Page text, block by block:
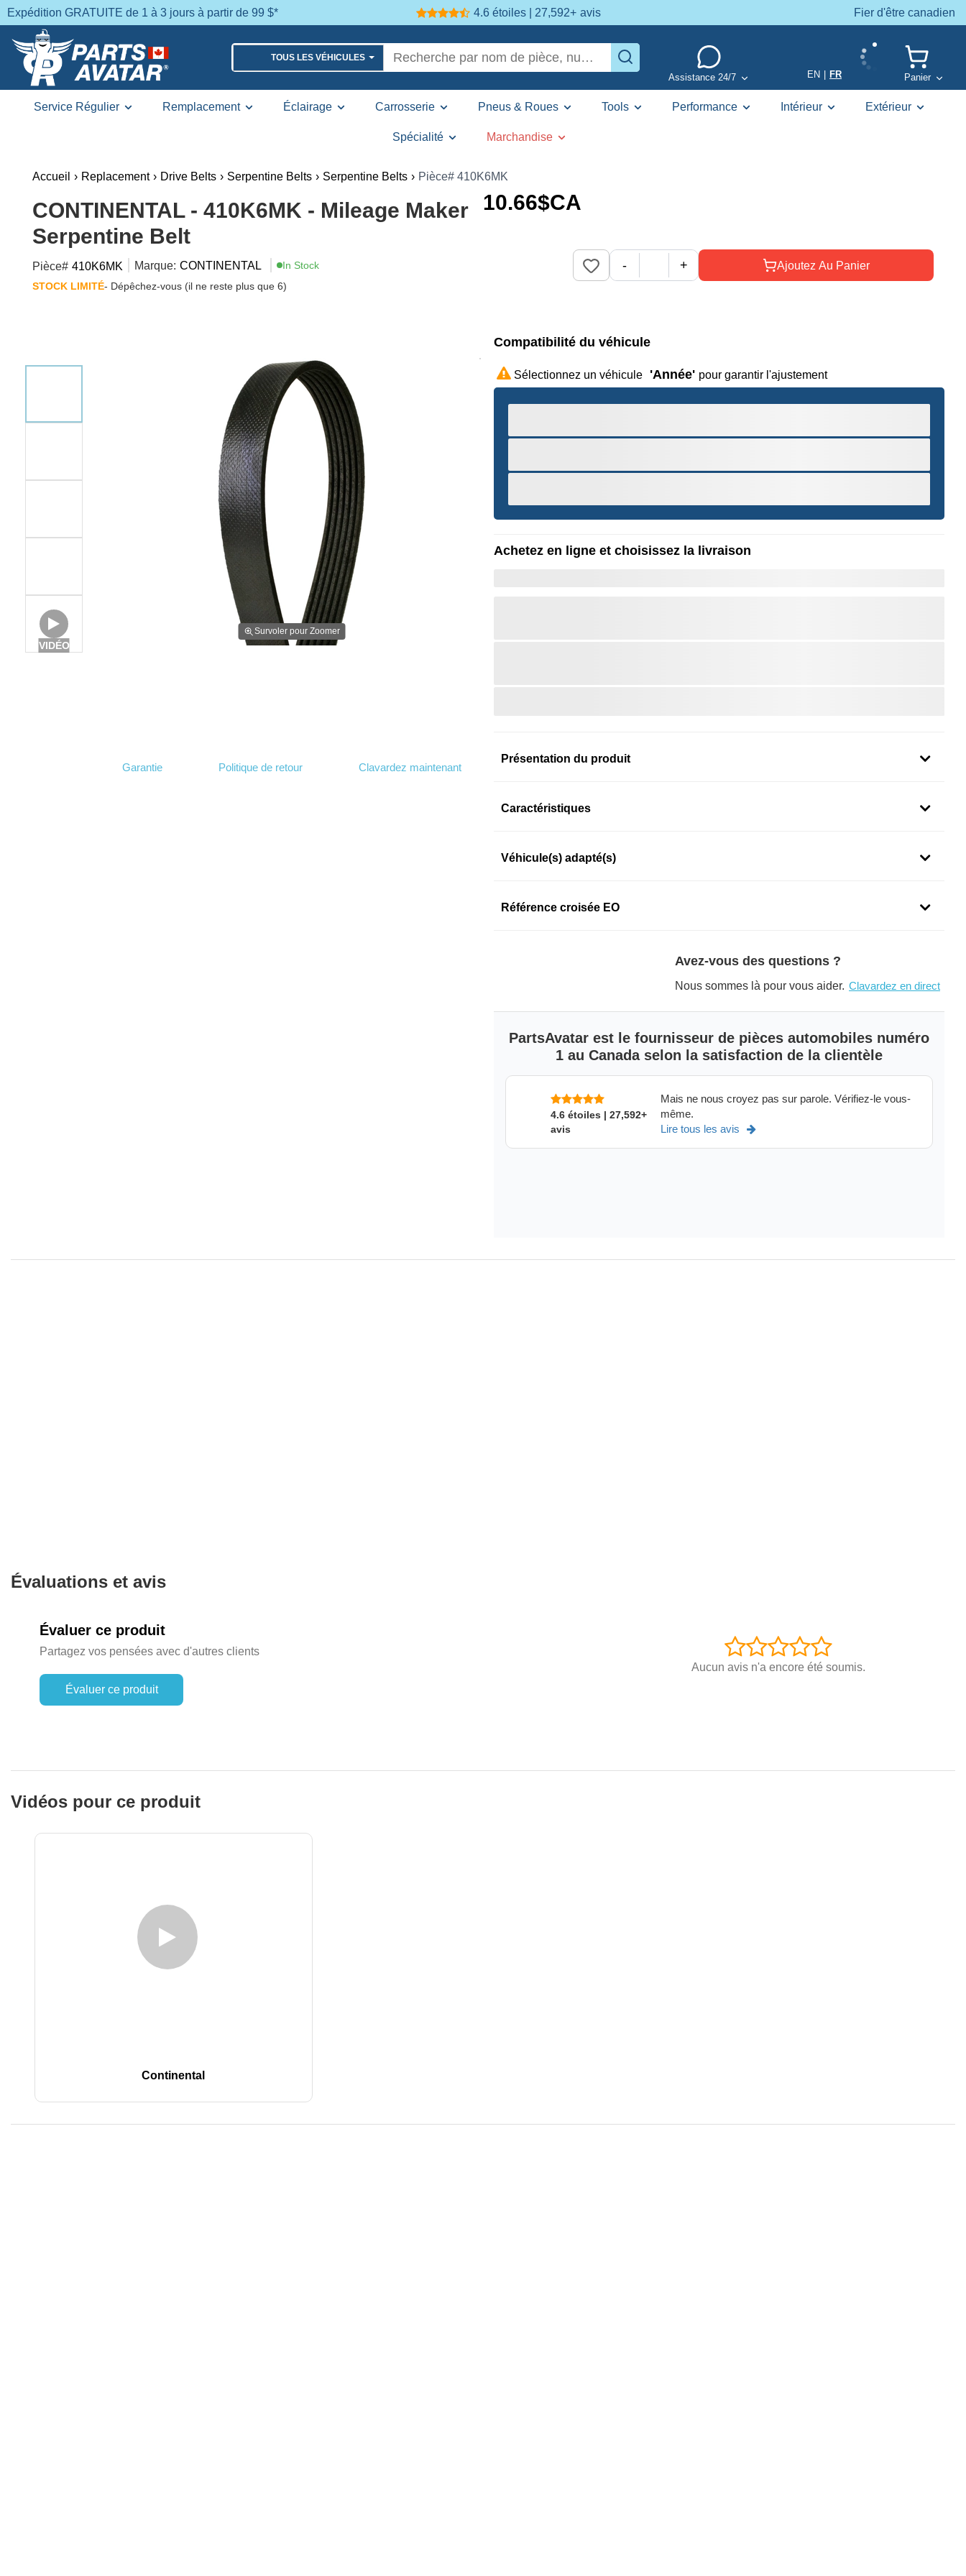
Expédition GRATUITE de 1 à 3 jours à partir de 99 $* 4.6 étoiles | 27,592+ avis Fier d'être canadien
TOUS LES VÉHICULES
Assistance 24/7 EN FR Panier
Service Régulier Remplacement Éclairage Carrosserie Pneus & Roues Tools Performance Intérieur Extérieur
Spécialité Marchandise
Accueil › Replacement › Drive Belts › Serpentine Belts › Serpentine Belts › Pièce# 410K6MK
CONTINENTAL - 410K6MK - Mileage Maker
Serpentine Belt
Pièce# 410K6MK Marque: CONTINENTAL
In Stock
STOCK LIMITÉ- Dépêchez-vous (il ne reste plus que 6)
10.66$CA
Ajoutez Au Panier
- +
Survoler pour Zoomer
Garantie Politique de retour Clavardez maintenant
VIDÉO
Compatibilité du véhicule
Sélectionnez un véhicule 'Année' pour garantir l'ajustement
Achetez en ligne et choisissez la livraison
Présentation du produit
SKU: ek8mq7595e
Caractéristiques
Véhicule(s) adapté(s)
Référence croisée EO
Avez-vous des questions ?
Nous sommes là pour vous aider. Clavardez en direct
PartsAvatar est le fournisseur de pièces automobiles numéro
1 au Canada selon la satisfaction de la clientèle
4.6 étoiles | 27,592+
avis
Mais ne nous croyez pas sur parole. Vérifiez-le vous-
même.
Lire tous les avis
Évaluations et avis
Évaluer ce produit
Partagez vos pensées avec d'autres clients
Évaluer ce produit
Aucun avis n'a encore été soumis.
Vidéos pour ce produit
Continental